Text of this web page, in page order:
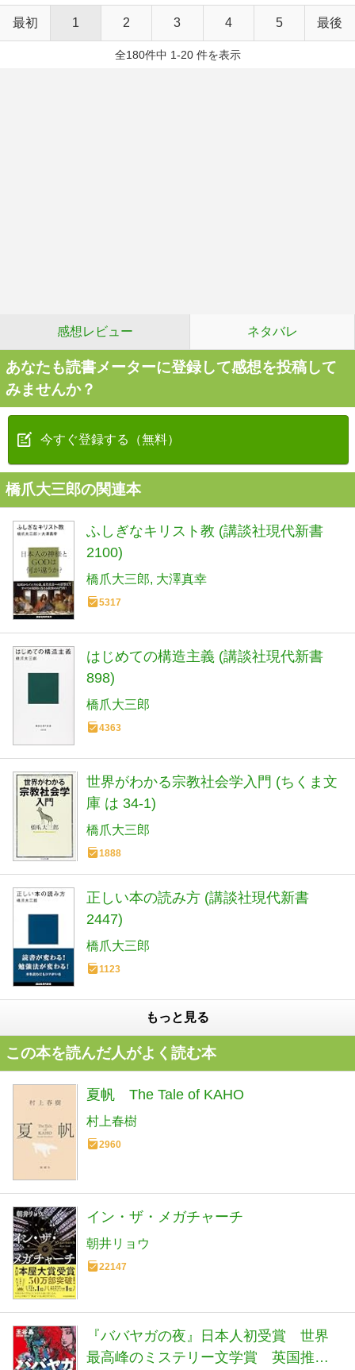
最初 1 2 3 4 5 最後
全180件中 1-20 件を表示
感想レビュー ネタバレ
あなたも読書メーターに登録して感想を投稿して
みませんか？
今すぐ登録する（無料）
橋爪大三郎の関連本
ふしぎなキリスト教 (講談社現代新書
2100)
橋爪大三郎 大澤真幸
5317
はじめての構造主義 (講談社現代新書
898)
橋爪大三郎
4363
世界がわかる宗教社会学入門 (ちくま文
庫 は 34-1)
橋爪大三郎
1888
正しい本の読み方 (講談社現代新書
2447)
橋爪大三郎
1123
もっと見る
この本を読んだ人がよく読む本
夏帆 The Tale of KAHO
村上春樹
2960
イン・ザ・メガチャーチ
朝井リョウ
22147
『ババヤガの夜』日本人初受賞 世界
最高峰のミステリー文学賞 英国推理